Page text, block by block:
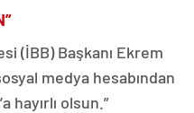
(İBB) Başkanı Ekrem
medya hesabından
hayırlı olsun.”